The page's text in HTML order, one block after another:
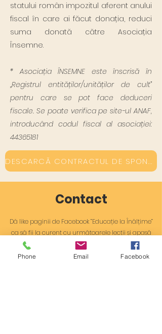
statului român impozitul aferent anului
fiscal în care ai făcut donația, reduci
suma donată către Asociația
Însemne.
* Asociația ÎNSEMNE este înscrisă în
„Registrul entităților/unităților de cult”
pentru care se pot face deduceri
fiscale. Se poate verifica pe site-ul ANAF,
introducând codul fiscal al asociației:
44365181
DESCARCĂ CONTRACTUL DE SPONSORIZARE
Contact
Dă like paginii de Facebook ”Educație la Înălțime”
ca să fii la curent cu următoarele lecții și apasă
butonul ”subscribe” al canalului Youtube ”Educație
la Înălțime” pentru a forma împreună cea mai
Phone Email Facebook